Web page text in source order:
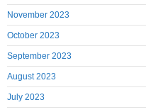
November 2023
October 2023
September 2023
August 2023
July 2023